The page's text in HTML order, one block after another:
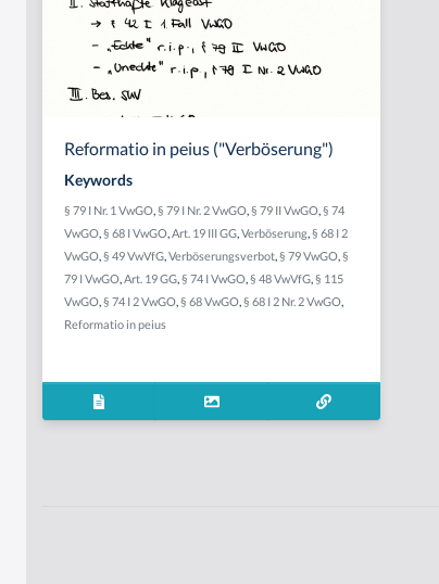
Reformatio in peius ("Verböserung")
Keywords
§ 79 I Nr. 1 VwGO,§ 79 I Nr. 2 VwGO,§ 79 II VwGO,§ 74
VwGO,§ 68 I VwGO,Art. 19 III GG,Verböserung,§ 68 I 2
VwGO,§ 49 VwVfG,Verböserungsverbot,§ 79 VwGO,§
79 I VwGO,Art. 19 GG,§ 74 I VwGO,§ 48 VwVfG,§ 115
VwGO,§ 74 I 2 VwGO,§ 68 VwGO,§ 68 I 2 Nr. 2 VwGO,
Reformatio in peius